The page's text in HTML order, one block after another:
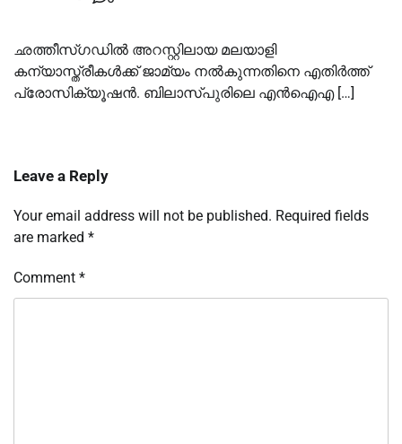
ഛത്തീസ്ഗഡിൽ അറസ്റ്റിലായ മലയാളി
കന്യാസ്ത്രീകള്‍ക്ക് ജാമ്യം നൽകുന്നതിനെ എതിര്‍ത്ത്
പ്രോസിക്യൂഷൻ. ബിലാസ്പുരിലെ എന്‍ഐഎ […]
Leave a Reply
Your email address will not be published. Required fields
are marked *
Comment *